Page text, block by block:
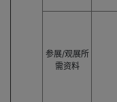
参展/观展所
需资料